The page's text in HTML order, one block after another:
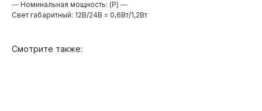
― Номинальная мощность: (P) ―
Свет габаритный: 12В/24В = 0,6Вт/1,2Вт
Смотрите также: